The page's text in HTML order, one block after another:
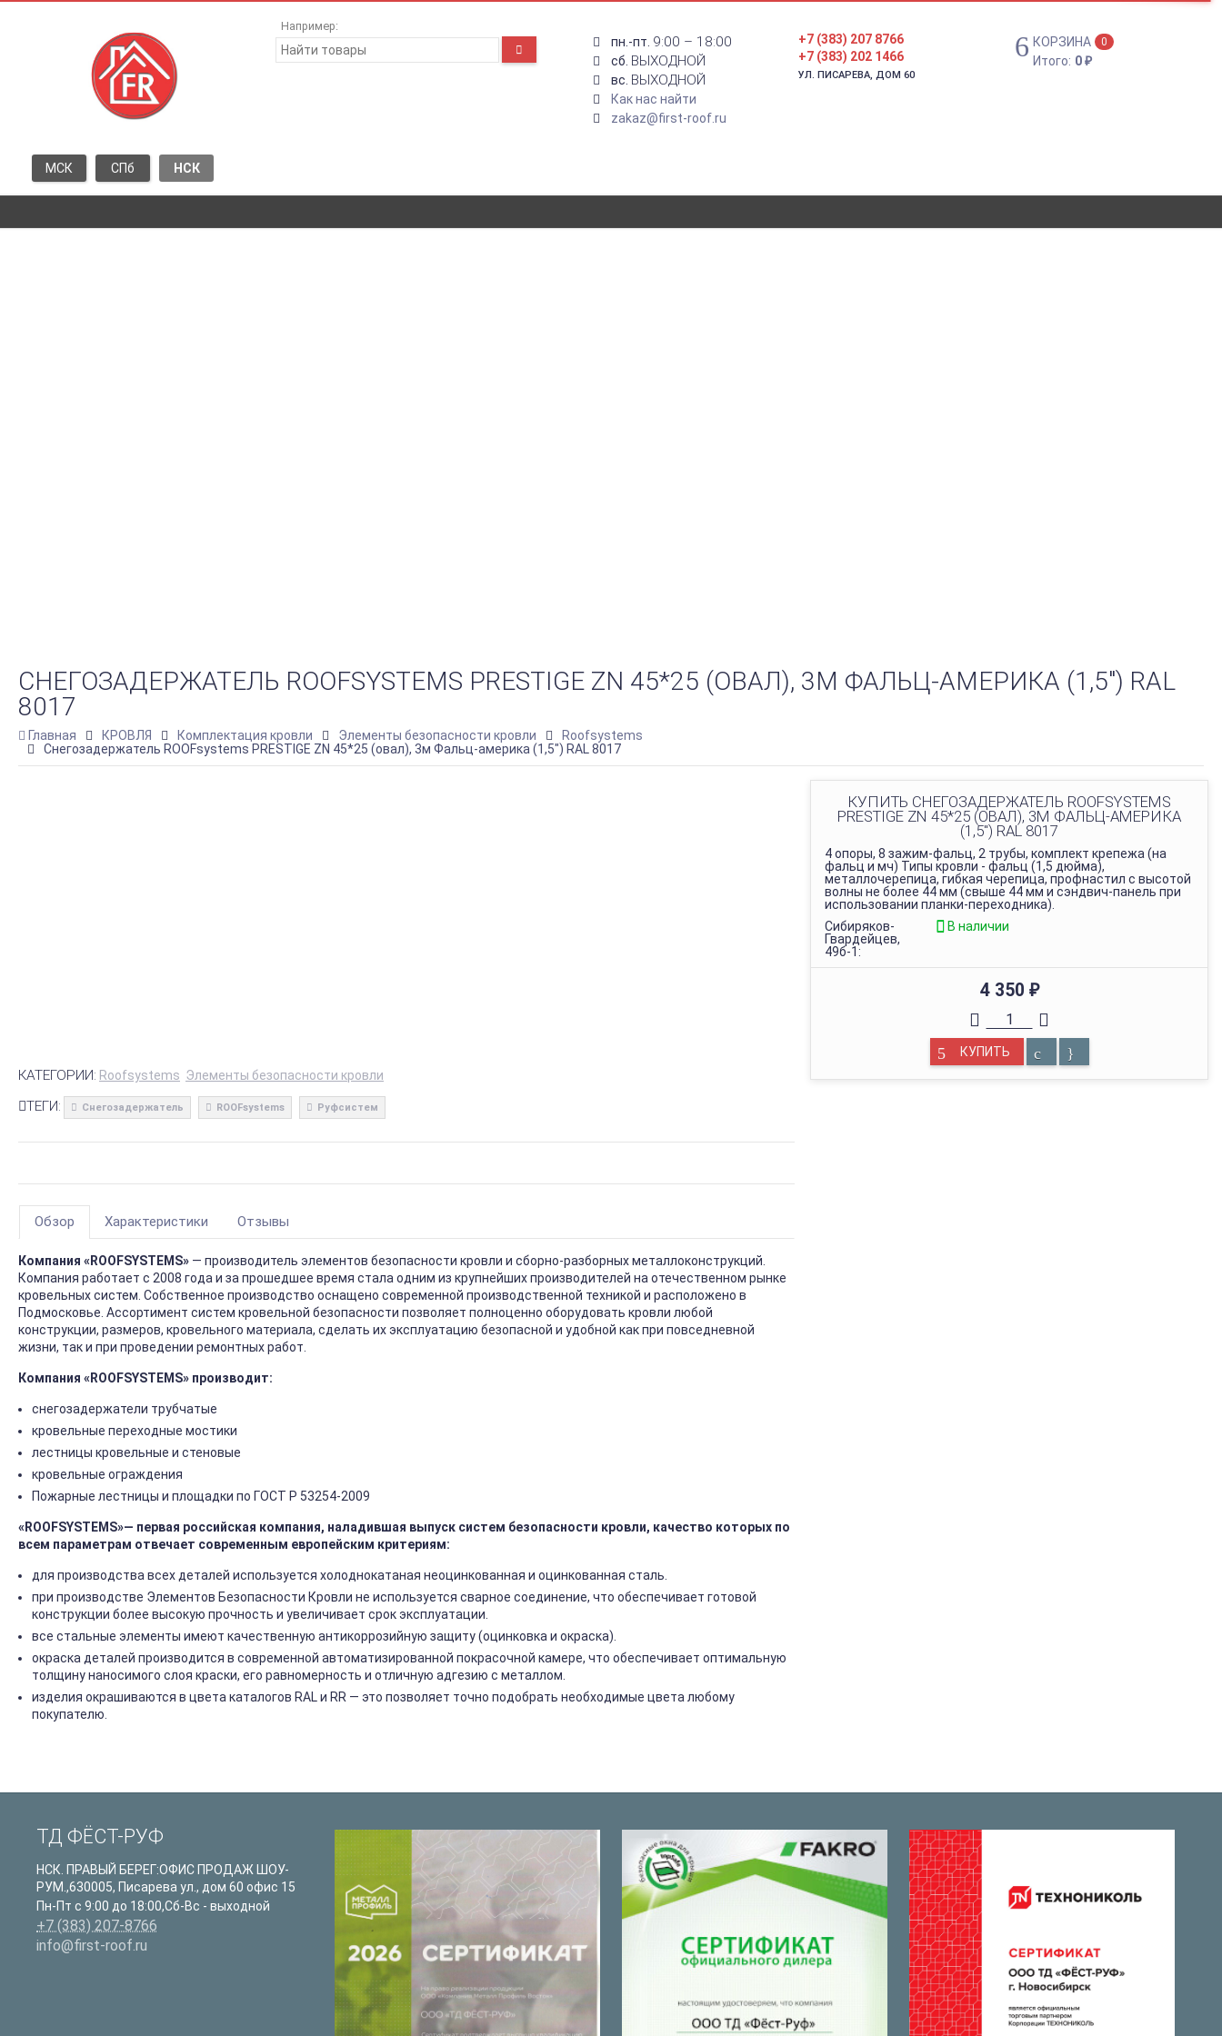
МСК СПб НСК
Например:
пн.-пт. 9:00 – 18:00
сб. ВЫХОДНОЙ
вс. ВЫХОДНОЙ
Как нас найти
zakaz@first-roof.ru
+7 (383) 207 8766
+7 (383) 202 1466
УЛ. ПИСАРЕВА, ДОМ 60
КОРЗИНА 0
Итого: 0₽
СНЕГОЗАДЕРЖАТЕЛЬ ROOFSYSTEMS PRESTIGE ZN 45*25 (ОВАЛ), 3М ФАЛЬЦ-АМЕРИКА (1,5") RAL
8017
Главная КРОВЛЯ Комплектация кровли Элементы безопасности кровли
Roofsystems
Снегозадержатель ROOFsystems PRESTIGE ZN 45*25 (овал), 3м Фальц-америка (1,5") RAL 8017
КУПИТЬ СНЕГОЗАДЕРЖАТЕЛЬ ROOFSYSTEMS
PRESTIGE ZN 45*25 (ОВАЛ), 3М ФАЛЬЦ-АМЕРИКА
(1,5") RAL 8017
4 опоры, 8 зажим-фальц, 2 трубы, комплект крепежа (на
фальц и мч) Типы кровли - фальц (1,5 дюйма),
металлочерепица, гибкая черепица, профнастил с высотой
волны не более 44 мм (свыше 44 мм и сэндвич-панель при
использовании планки-переходника).
Сибиряков-
Гвардейцев,
49б-1:
В наличии
4 350 ₽
КУПИТЬ
КАТЕГОРИИ: Roofsystems Элементы безопасности кровли
ТЕГИ: Снегозадержатель ROOFsystems Руфсистем
Обзор Характеристики Отзывы
Компания «ROOFSYSTEMS» — производитель элементов безопасности кровли и сборно-разборных металлоконструкций.
Компания работает с 2008 года и за прошедшее время стала одним из крупнейших производителей на отечественном рынке
кровельных систем. Собственное производство оснащено современной производственной техникой и расположено в
Подмосковье. Ассортимент систем кровельной безопасности позволяет полноценно оборудовать кровли любой
конструкции, размеров, кровельного материала, сделать их эксплуатацию безопасной и удобной как при повседневной
жизни, так и при проведении ремонтных работ.
Компания «ROOFSYSTEMS» производит:
снегозадержатели трубчатые
кровельные переходные мостики
лестницы кровельные и стеновые
кровельные ограждения
Пожарные лестницы и площадки по ГОСТ Р 53254-2009
«ROOFSYSTEMS»— первая российская компания, наладившая выпуск систем безопасности кровли, качество которых по
всем параметрам отвечает современным европейским критериям:
для производства всех деталей используется холоднокатаная неоцинкованная и оцинкованная сталь.
при производстве Элементов Безопасности Кровли не используется сварное соединение, что обеспечивает готовой
конструкции более высокую прочность и увеличивает срок эксплуатации.
все стальные элементы имеют качественную антикоррозийную защиту (оцинковка и окраска).
окраска деталей производится в современной автоматизированной покрасочной камере, что обеспечивает оптимальную
толщину наносимого слоя краски, его равномерность и отличную адгезию с металлом.
изделия окрашиваются в цвета каталогов RAL и RR — это позволяет точно подобрать необходимые цвета любому
покупателю.
ТД ФЁСТ-РУФ
НСК. ПРАВЫЙ БЕРЕГ:ОФИС ПРОДАЖ ШОУ-
РУМ.,630005, Писарева ул., дом 60 офис 15
Пн-Пт с 9:00 до 18:00,Сб-Вс - выходной
+7 (383) 207-8766
info@first-roof.ru